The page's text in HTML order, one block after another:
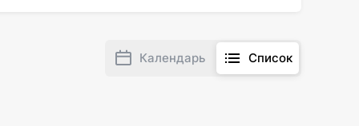
Календарь Список